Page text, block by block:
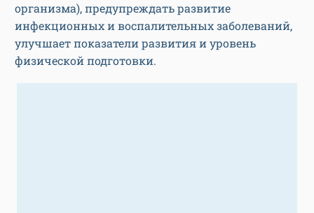
организма), предупреждать развитие
инфекционных и воспалительных заболеваний,
улучшает показатели развития и уровень
физической подготовки.